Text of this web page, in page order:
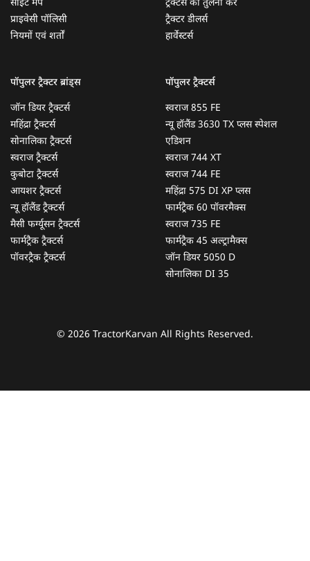
साइट मैप
प्राइवेसी पॉलिसी
नियमों एवं शर्तों
ट्रैक्टर्स की तुलना करें
ट्रैक्टर डीलर्स
हार्वेस्टर्स
पॉपुलर ट्रैक्टर ब्रांड्स
जॉन डियर ट्रैक्टर्स
महिंद्रा ट्रैक्टर्स
सोनालिका ट्रैक्टर्स
स्वराज ट्रैक्टर्स
कुबोटा ट्रैक्टर्स
आयशर ट्रैक्टर्स
न्यू हॉलैंड ट्रैक्टर्स
मैसी फर्ग्यूसन ट्रैक्टर्स
फार्मट्रैक ट्रैक्टर्स
पॉवरट्रैक ट्रैक्टर्स
पॉपुलर ट्रैक्टर्स
स्वराज 855 FE
न्यू हॉलैंड 3630 TX प्लस स्पेशल
एडिशन
स्वराज 744 XT
स्वराज 744 FE
महिंद्रा 575 DI XP प्लस
फार्मट्रैक 60 पॉवरमैक्स
स्वराज 735 FE
फार्मट्रैक 45 अल्ट्रामैक्स
जॉन डियर 5050 D
सोनालिका DI 35
© 2026 TractorKarvan All Rights Reserved.